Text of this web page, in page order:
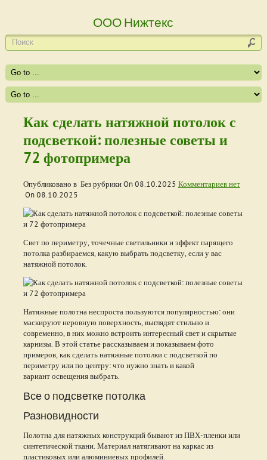
ООО Нижтекс
Как сделать натяжной потолок с
подсветкой: полезные советы и
72 фотопримера
Опубликовано в Без рубрики On08.10.2025 Комментариев нет
On08.10.2025
Свет по периметру, точечные светильники и эффект парящего
потолка разбираемся, какую выбрать подсветку, если у вас
натяжной потолок.
Натяжные полотна неспроста пользуются популярностью: они
маскируют неровную поверхность, выглядят стильно и
современно, в них можно встроить интересный свет и скрытые
карнизы. В этой статье рассказываем и показываем фото
примеров, как сделать натяжные потолки с подсветкой по
периметру или по центру: что нужно знать и какой
вариант освещения выбрать.
Все о подсветке потолка
Разновидности
Полотна для натяжных конструкций бывают из ПВХ-пленки или
синтетической ткани. Материал натягивают на каркас из
пластиковых или алюминиевых профилей.